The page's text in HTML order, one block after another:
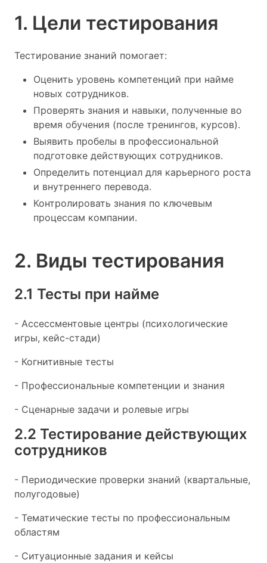
1. Цели тестирования
Тестирование знаний помогает:
Оценить уровень компетенций при найме
новых сотрудников.
Проверять знания и навыки, полученные во
время обучения (после тренингов, курсов).
Выявить пробелы в профессиональной
подготовке действующих сотрудников.
Определить потенциал для карьерного роста
и внутреннего перевода.
Контролировать знания по ключевым
процессам компании.
2. Виды тестирования
2.1 Тесты при найме
- Ассессментовые центры (психологические
игры, кейс-стади)
- Когнитивные тесты
- Профессиональные компетенции и знания
- Сценарные задачи и ролевые игры
2.2 Тестирование действующих
сотрудников
- Периодические проверки знаний (квартальные,
полугодовые)
- Тематические тесты по профессиональным
областям
- Ситуационные задания и кейсы